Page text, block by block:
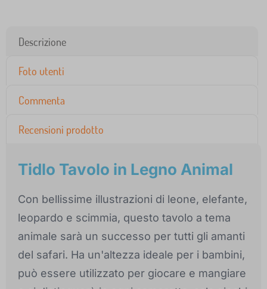
Descrizione
Foto utenti
Commenta
Recensioni prodotto
Tidlo Tavolo in Legno Animal
Con bellissime illustrazioni di leone, elefante,
leopardo e scimmia, questo tavolo a tema
animale sarà un successo per tutti gli amanti
del safari. Ha un'altezza ideale per i bambini,
può essere utilizzato per giocare e mangiare